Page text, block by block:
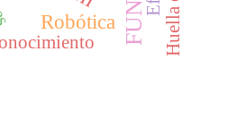
Robótica